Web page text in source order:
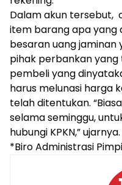
Dalam akun tersebut,
item barang apa yang
besaran uang jaminan
pihak perbankan yang
pembeli yang
harus melunasi harga
telah ditentukan.
selama seminggu,
hubungi KPKN,” ujarnya.
*Biro Administrasi